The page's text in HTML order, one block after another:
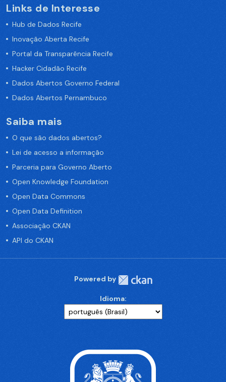
Links de Interesse
Hub de Dados Recife
Inovação Aberta Recife
Portal da Transparência Recife
Hacker Cidadão Recife
Dados Abertos Governo Federal
Dados Abertos Pernambuco
Saiba mais
O que são dados abertos?
Lei de acesso a informação
Parceria para Governo Aberto
Open Knowledge Foundation
Open Data Commons
Open Data Definition
Associação CKAN
API do CKAN
Powered by
Idioma